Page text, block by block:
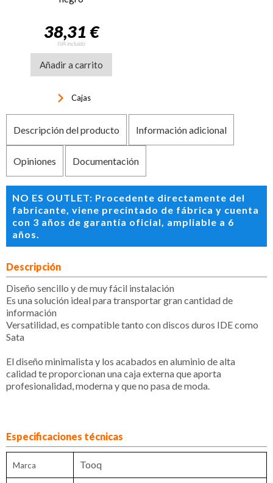
38,31 €
IVA incluido
Añadir a carrito
keyboard_arrow_right Cajas
Descripción del producto Información adicional
Opiniones Documentación
NO ES OUTLET: Procedente directamente del
fabricante, viene precintado de fábrica y cuenta
con 3 años de garantía oficial, ampliable a 6
años.
Descripción
Diseño sencillo y de muy fácil instalación
Es una solución ideal para transportar gran cantidad de
información
Versatilidad, es compatible tanto con discos duros IDE como
Sata
El diseño minimalista y los acabados en aluminio de alta
calidad te proporcionan una caja externa que aporta
profesionalidad, moderna y que no pasa de moda.
Especificaciones técnicas
Marca Tooq